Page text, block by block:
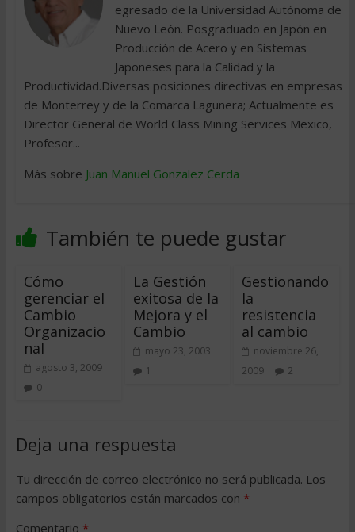
egresado de la Universidad Autónoma de
Nuevo León. Posgraduado en Japón en
Producción de Acero y en Sistemas
Japoneses para la Calidad y la
Productividad.Diversas posiciones directivas en empresas
de Monterrey y de la Comarca Lagunera; Actualmente es
Director General de World Class Mining Services Mexico,
Profesor...
Más sobre Juan Manuel Gonzalez Cerda
También te puede gustar
Cómo
gerenciar el
Cambio
Organizacio
nal
agosto 3, 2009
0
La Gestión
exitosa de la
Mejora y el
Cambio
mayo 23, 2003
1
Gestionando
la
resistencia
al cambio
noviembre 26,
2009
2
Deja una respuesta
Tu dirección de correo electrónico no será publicada. Los
campos obligatorios están marcados con *
Comentario *